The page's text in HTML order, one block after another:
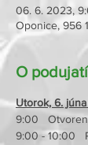
06. 6. 2023,
Oponice, 956
O podujatí
Utorok, 6.
9:00
9:00 - 10:00